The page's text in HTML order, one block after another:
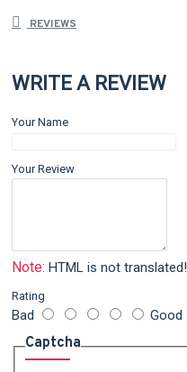
REVIEWS
WRITE A REVIEW
Your Name
Your Review
Note: HTML is not translated!
Rating
Bad Good
Captcha